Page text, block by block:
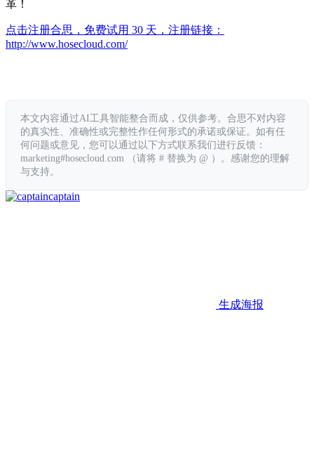
革！
点击注册合思，免费试用 30 天，注册链接：
http://www.hosecloud.com/
本文内容通过AI工具智能整合而成，仅供参考。合思不对内容
的真实性、准确性或完整性作任何形式的承诺或保证。如有任
何问题或意见，您可以通过以下方式联系我们进行反馈：
marketing#hosecloud.com （请将 # 替换为 @ ）。感谢您的理解
与支持。
captain
生成海报